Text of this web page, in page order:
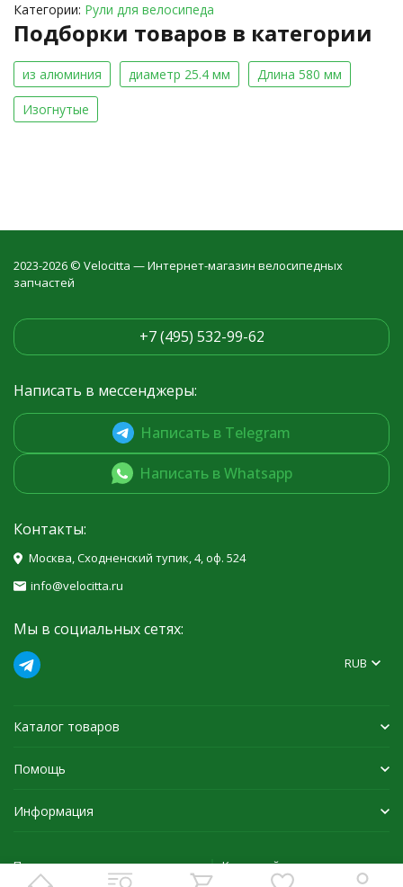
Категории: Рули для велосипеда
Подборки товаров в категории
из алюминия диаметр 25.4 мм Длина 580 мм
Изогнутые
2023-2026 © Velocitta — Интернет-магазин велосипедных
запчастей
+7 (495) 532-99-62
Написать в мессенджеры:
Написать в Telegram
Написать в Whatsapp
Контакты:
Москва, Сходненский тупик, 4, оф. 524
info@velocitta.ru
Мы в социальных сетях:
RUB
Каталог товаров
Помощь
Информация
Политика персональных данных Карта сайта